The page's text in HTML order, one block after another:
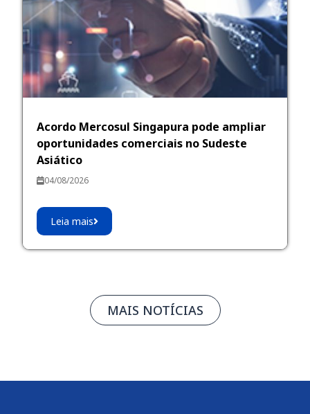
Acordo Mercosul Singapura pode ampliar
oportunidades comerciais no Sudeste
Asiático
04/08/2026
Leia mais
MAIS NOTÍCIAS